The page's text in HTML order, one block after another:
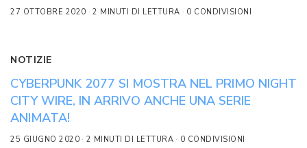
27 OTTOBRE 2020 2 MINUTI DI LETTURA 0 CONDIVISIONI
NOTIZIE
CYBERPUNK 2077 SI MOSTRA NEL PRIMO NIGHT
CITY WIRE, IN ARRIVO ANCHE UNA SERIE
ANIMATA!
25 GIUGNO 2020 2 MINUTI DI LETTURA 0 CONDIVISIONI